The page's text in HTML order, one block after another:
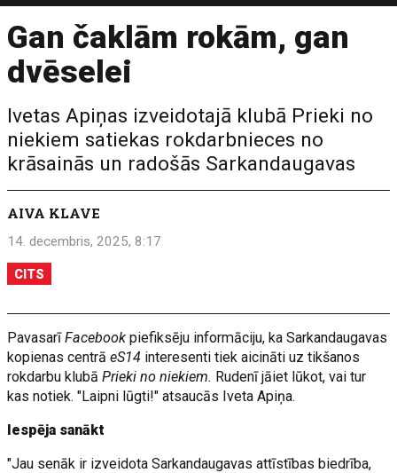
Gan čaklām rokām, gan
dvēselei
Ivetas Apiņas izveidotajā klubā Prieki no
niekiem satiekas rokdarbnieces no
krāsainās un radošās Sarkandaugavas
AIVA KLAVE
14. decembris, 2025, 8:17
CITS
PavasarīFacebookpiefiksēju informāciju, ka Sarkandaugavas
kopienas centrāeS14 interesenti tiek aicināti uz tikšanos
rokdarbu klubāPrieki no niekiem. Rudenī jāiet lūkot, vai tur
kas notiek. "Laipni lūgti!" atsaucās Iveta Apiņa.
Iespēja sanākt
"Jau senāk ir izveidota Sarkandaugavas attīstības biedrība,